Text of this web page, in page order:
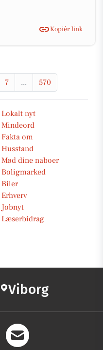
Kopiér link
7 ... 570
Lokalt nyt
Mindeord
Fakta om
Husstand
Mød dine naboer
Boligmarked
Biler
Erhverv
Jobnyt
Læserbidrag
Viborg